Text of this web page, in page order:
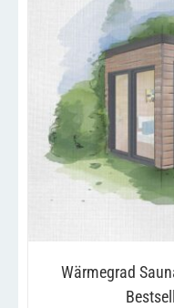
IN DEN
Wärmegrad